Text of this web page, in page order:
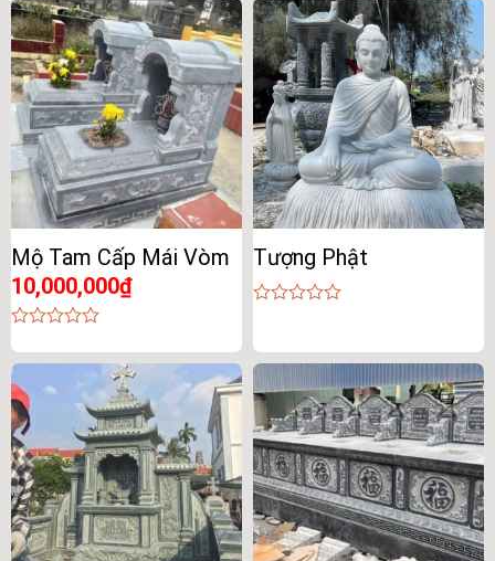
of
5
of
5
Mộ Tam Cấp Mái Vòm
10,000,000₫
of
5
Tượng Phật
of
5